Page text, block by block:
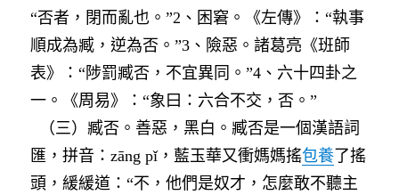
“否者，閉而亂也。”2、困窘。《左傳》：“執事
順成為臧，逆為否。”3、險惡。諸葛亮《班師
表》：“陟罰臧否，不宜異同。”4、六十四卦之
一。《周易》：“象曰：六合不交，否。”
（三）臧否。善惡，黑白。臧否是一個漢語詞
匯，拼音：zāng pǐ，藍玉華又衝媽媽搖包養 了搖
頭，緩緩道：“不，他們是奴才，怎麼敢不聽主